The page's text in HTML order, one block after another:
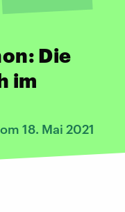
Die
im
18. Mai 2021